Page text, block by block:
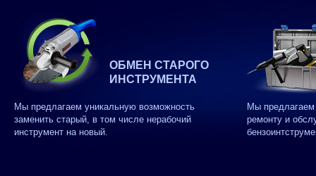
ОБМЕН СТАРОГО
ИНСТРУМЕНТА
Мы предлагаем уникальную возможность
заменить старый, в том числе нерабочий
инструмент на новый.
Мы
ремонту и